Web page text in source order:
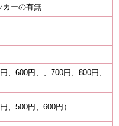
カーの有無
、600円、、700円、800円、
、500円、600円）